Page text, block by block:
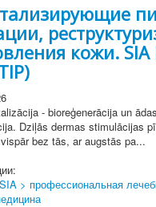
кожи. SIA
- bioreģenerācija un
Dziļās dermas stimulācijas
bez tās, ar augstās pa...
> профессиональная